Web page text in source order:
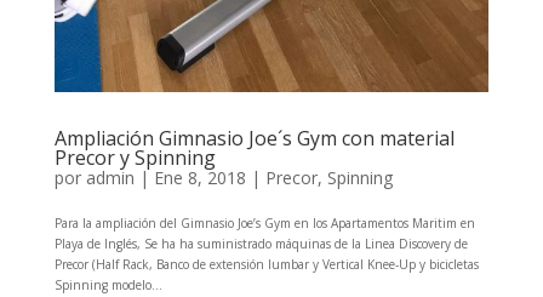
Ampliación Gimnasio Joe´s Gym con material
Precor y Spinning
por admin | Ene 8, 2018 | Precor, Spinning
Para la ampliación del Gimnasio Joe’s Gym en los Apartamentos Maritim en
Playa de Inglés, Se ha ha suministrado máquinas de la Linea Discovery de
Precor (Half Rack, Banco de extensión lumbar y Vertical Knee-Up y bicicletas
Spinning modelo...